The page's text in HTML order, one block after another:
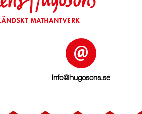
info@hugosons.se